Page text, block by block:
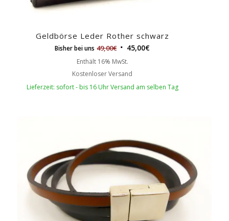
Geldbörse Leder Rother schwarz
Bisher bei uns 49,00€ 45,00€
Enthält 16% MwSt.
Kostenloser Versand
Lieferzeit: sofort - bis 16 Uhr Versand am selben Tag